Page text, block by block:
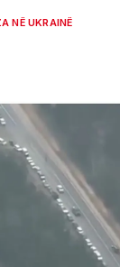
NË UKRAINË